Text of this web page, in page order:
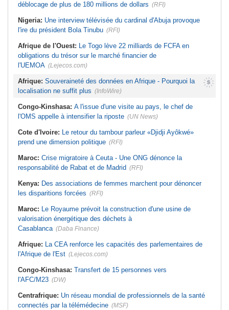
déblocage de plus de 180 millions de dollars (RFI)
Nigeria: Une interview télévisée du cardinal d'Abuja provoque
l'ire du président Bola Tinubu (RFI)
Afrique de l'Ouest: Le Togo lève 22 milliards de FCFA en
obligations du trésor sur le marché financier de
l'UEMOA (Lejecos.com)
Afrique: Souveraineté des données en Afrique - Pourquoi la
localisation ne suffit plus (InfoWire)
Congo-Kinshasa: A l'issue d'une visite au pays, le chef de
l'OMS appelle à intensifier la riposte (UN News)
Cote d'Ivoire: Le retour du tambour parleur «Djidji Ayôkwé»
prend une dimension politique (RFI)
Maroc: Crise migratoire à Ceuta - Une ONG dénonce la
responsabilité de Rabat et de Madrid (RFI)
Kenya: Des associations de femmes marchent pour dénoncer
les disparitions forcées (RFI)
Maroc: Le Royaume prévoit la construction d'une usine de
valorisation énergétique des déchets à
Casablanca (Daba Finance)
Afrique: La CEA renforce les capacités des parlementaires de
l'Afrique de l'Est (Lejecos.com)
Congo-Kinshasa: Transfert de 15 personnes vers
l'AFC/M23 (DW)
Centrafrique: Un réseau mondial de professionnels de la santé
connectés par la télémédecine (MSF)